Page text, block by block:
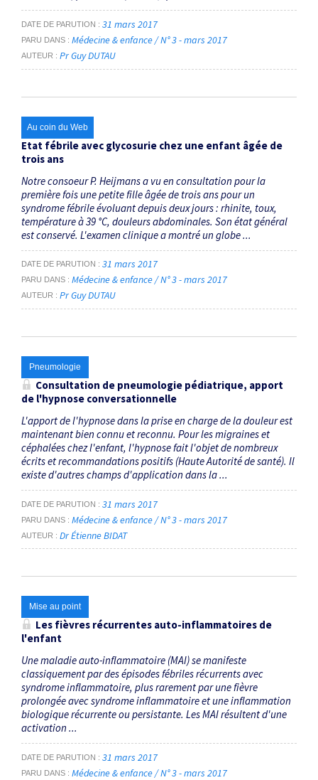
DATE DE PARUTION 31 mars 2017
PARU DANS Médecine & enfance / N° 3 - mars 2017
AUTEUR Pr Guy DUTAU
Au coin du Web
Etat fébrile avec glycosurie chez une enfant âgée de
trois ans
Notre consoeur P. Heijmans a vu en consultation pour la
première fois une petite fille âgée de trois ans pour un
syndrome fébrile évoluant depuis deux jours : rhinite, toux,
température à 39 °C, douleurs abdominales. Son état général
est conservé. L'examen clinique a montré un globe ...
DATE DE PARUTION 31 mars 2017
PARU DANS Médecine & enfance / N° 3 - mars 2017
AUTEUR Pr Guy DUTAU
Pneumologie
Consultation de pneumologie pédiatrique, apport
de l'hypnose conversationnelle
L'apport de l'hypnose dans la prise en charge de la douleur est
maintenant bien connu et reconnu. Pour les migraines et
céphalées chez l'enfant, l'hypnose fait l'objet de nombreux
écrits et recommandations positifs (Haute Autorité de santé). Il
existe d'autres champs d'application dans la ...
DATE DE PARUTION 31 mars 2017
PARU DANS Médecine & enfance / N° 3 - mars 2017
AUTEUR Dr Étienne BIDAT
Mise au point
Les fièvres récurrentes auto-inflammatoires de
l'enfant
Une maladie auto-inflammatoire (MAI) se manifeste
classiquement par des épisodes fébriles récurrents avec
syndrome inflammatoire, plus rarement par une fièvre
prolongée avec syndrome inflammatoire et une inflammation
biologique récurrente ou persistante. Les MAI résultent d'une
activation ...
DATE DE PARUTION 31 mars 2017
PARU DANS Médecine & enfance / N° 3 - mars 2017